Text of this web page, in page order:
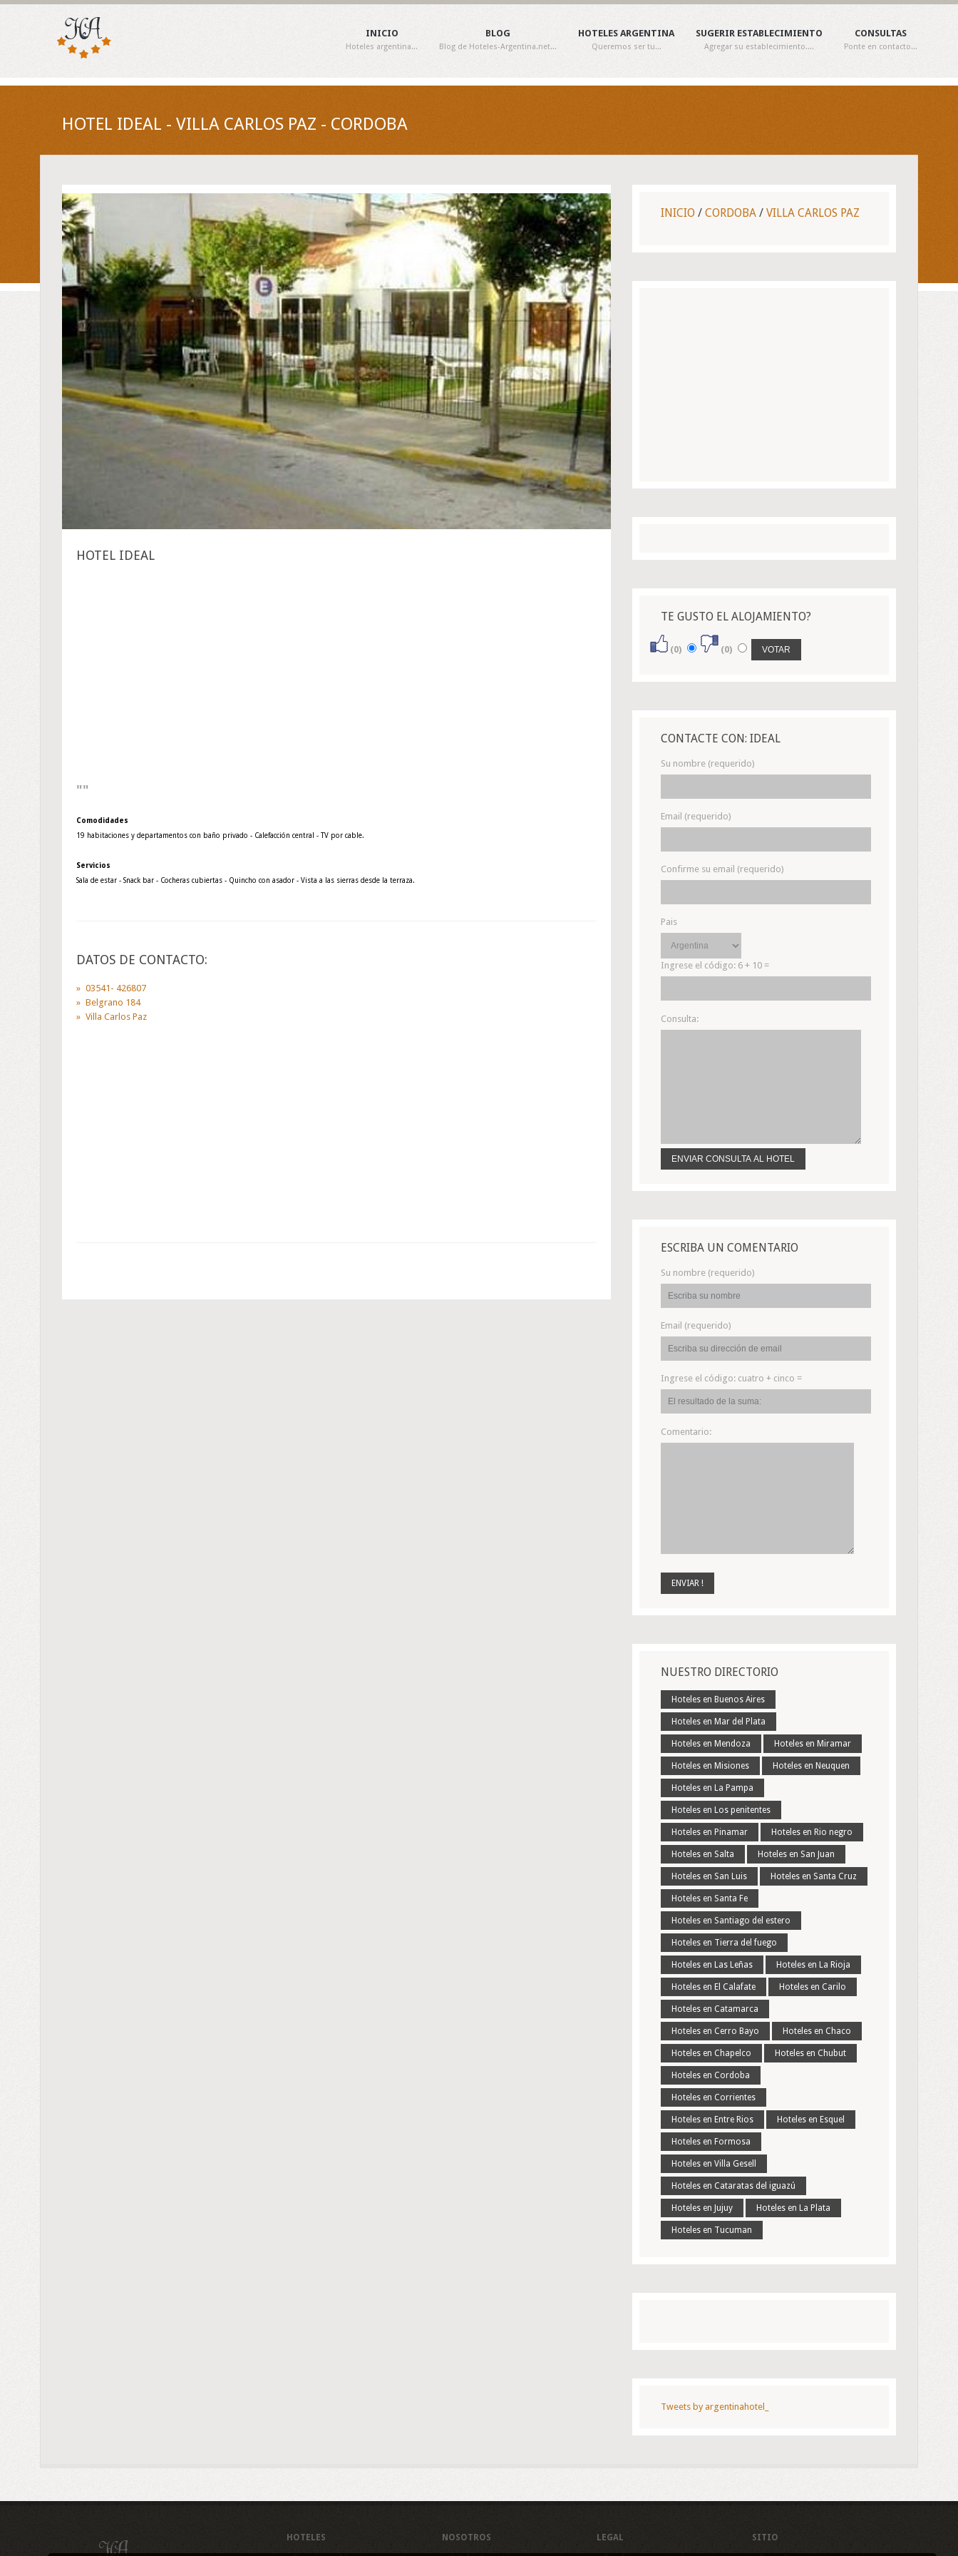
INICIO
Hoteles argentina...
BLOG
Blog de Hoteles-Argentina.net...
HOTELES ARGENTINA
Queremos ser tu...
SUGERIR ESTABLECIMIENTO
Agregar su establecimiento....
CONSULTAS
Ponte en contacto...
HOTEL IDEAL - VILLA CARLOS PAZ - CORDOBA
HOTEL IDEAL
Comodidades
19 habitaciones y departamentos con baño privado - Calefacción central - TV por cable.
Servicios
Sala de estar - Snack bar - Cocheras cubiertas - Quincho con asador - Vista a las sierras desde la terraza.
DATOS DE CONTACTO:
03541- 426807
Belgrano 184
Villa Carlos Paz
INICIO / CORDOBA / VILLA CARLOS PAZ
TE GUSTO EL ALOJAMIENTO?
(0) (0)
CONTACTE CON: IDEAL
Su nombre (requerido)
Email (requerido)
Confirme su email (requerido)
Pais
Ingrese el código: 6 + 10 =
Consulta:
ESCRIBA UN COMENTARIO
Su nombre (requerido)
Email (requerido)
Ingrese el código: cuatro + cinco =
Comentario:
NUESTRO DIRECTORIO
Hoteles en Buenos Aires
Hoteles en Mar del Plata
Hoteles en Mendoza Hoteles en Miramar
Hoteles en Misiones Hoteles en Neuquen
Hoteles en La Pampa
Hoteles en Los penitentes
Hoteles en Pinamar Hoteles en Rio negro
Hoteles en Salta Hoteles en San Juan
Hoteles en San Luis Hoteles en Santa Cruz
Hoteles en Santa Fe
Hoteles en Santiago del estero
Hoteles en Tierra del fuego
Hoteles en Las Leñas Hoteles en La Rioja
Hoteles en El Calafate Hoteles en Carilo
Hoteles en Catamarca
Hoteles en Cerro Bayo Hoteles en Chaco
Hoteles en Chapelco Hoteles en Chubut
Hoteles en Cordoba
Hoteles en Corrientes
Hoteles en Entre Rios Hoteles en Esquel
Hoteles en Formosa
Hoteles en Villa Gesell
Hoteles en Cataratas del iguazú
Hoteles en Jujuy Hoteles en La Plata
Hoteles en Tucuman
Tweets by argentinahotel_
HOTELES NOSOTROS LEGAL SITIO